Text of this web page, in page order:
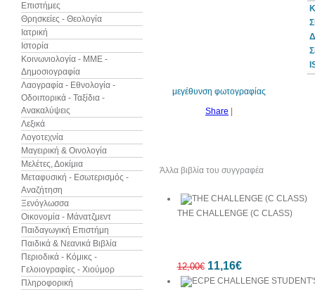
Επιστήμες
Θρησκείες - Θεολογία
Ιατρική
Ιστορία
Κοινωνιολογία - ΜΜΕ -
Δημοσιογραφία
Λαογραφία - Εθνολογία -
Οδοιπορικά - Ταξίδια -
Ανακαλύψεις
Λεξικά
Λογοτεχνία
Μαγειρική & Οινολογία
Μελέτες, Δοκίμια
Μεταφυσική - Εσωτερισμός -
Αναζήτηση
Ξενόγλωσσα
Οικονομία - Μάνατζμεντ
Παιδαγωγική Επιστήμη
Παιδικά & Νεανικά Βιβλία
Περιοδικά - Κόμικς -
Γελοιογραφίες - Χιούμορ
Πληροφορική
μεγέθυνση φωτογραφίας
Share
Άλλα βιβλία του συγγραφέα
THE CHALLENGE (C CLASS)
12,00€ 11,16€